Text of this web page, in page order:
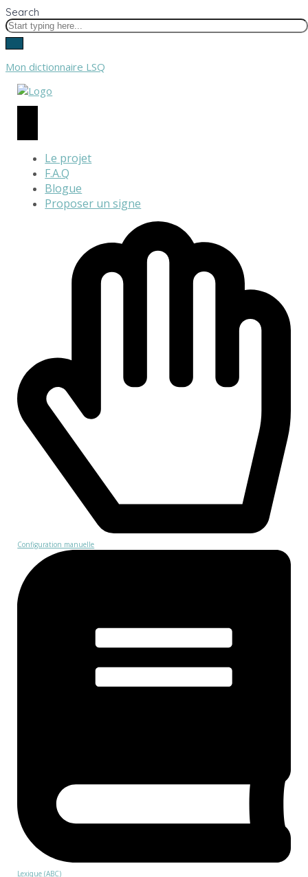
Search
Mon dictionnaire LSQ
Le projet
F.A.Q
Blogue
Proposer un signe
Configuration manuelle
Lexique (ABC)